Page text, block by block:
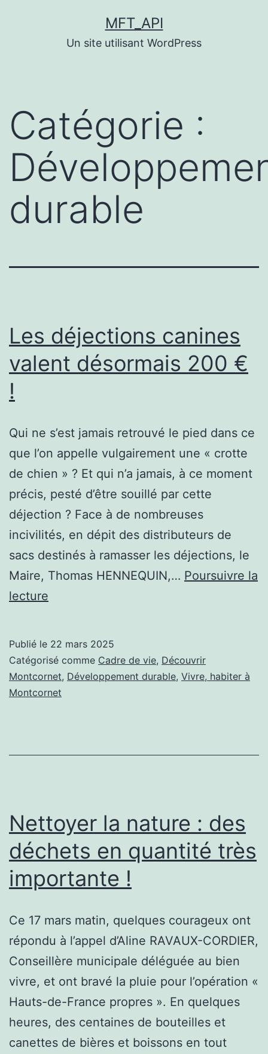
MFT_API
Un site utilisant WordPress
Catégorie :
durable
Les déjections canines
valent désormais 200 €
!
Qui ne s’est jamais retrouvé le pied dans ce
que l’on appelle vulgairement une « crotte
de chien » ? Et qui n’a jamais, à ce moment
précis, pesté d’être souillé par cette
déjection ? Face à de nombreuses
incivilités, en dépit des distributeurs de
sacs destinés à ramasser les déjections, le
Maire, Thomas HENNEQUIN,… Poursuivre la
lecture
valent
désormais
200
Publié le 22 mars 2025
Catégorisé comme Cadre de vie, Découvrir
Montcornet, Développement durable, Vivre, habiter à
Montcornet
Nettoyer la nature : des
déchets en quantité très
importante !
Ce 17 mars matin, quelques courageux ont
répondu à l’appel d’Aline RAVAUX-CORDIER,
Conseillère municipale déléguée au bien
vivre, et ont bravé la pluie pour l’opération «
Hauts-de-France propres ». En quelques
heures, des centaines de bouteilles et
canettes de bières et boissons en tout